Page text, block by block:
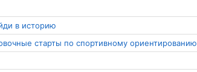
в историю
старты по спортивному ориентированию